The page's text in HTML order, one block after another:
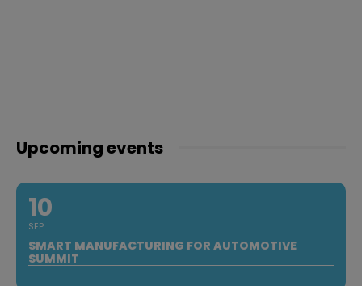
Upcoming events
10
SEP
SMART MANUFACTURING FOR AUTOMOTIVE
SUMMIT